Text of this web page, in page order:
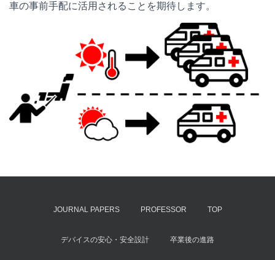
車の事前手配に活用されることを期待します。
JOURNAL PAPERS PROFESSOR TOP
デバイスの安心・安全設計 卒業後の進路